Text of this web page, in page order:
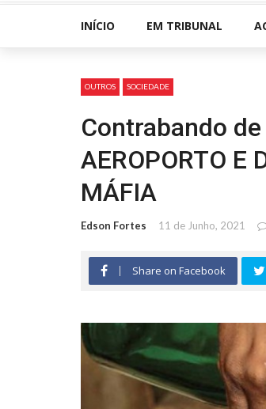
INÍCIO EM TRIBUNAL
OUTROS SOCIEDADE
Contrabando de
AEROPORTO E
MÁFIA
Edson Fortes 11 de Junho, 2021
Share on Facebook